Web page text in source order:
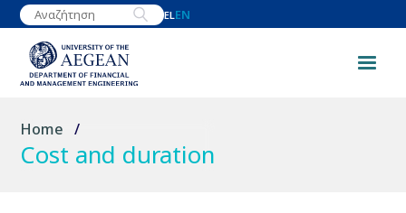
Skip
to
content
ELEN
Breadcrumb
Home
Cost and duration